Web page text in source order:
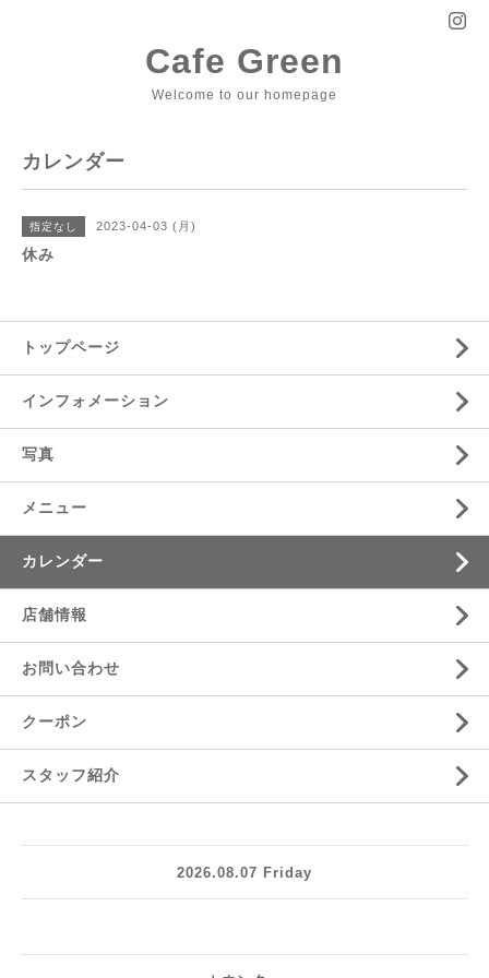
Cafe Green
Welcome to our homepage
カレンダー
指定なし 2023-04-03 (月)
休み
トップページ
インフォメーション
写真
メニュー
カレンダー
店舗情報
お問い合わせ
クーポン
スタッフ紹介
2026.08.07 Friday